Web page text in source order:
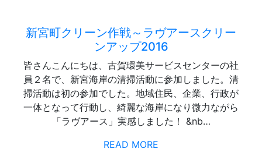
新宮町クリーン作戦～ラヴアースクリー
ンアップ2016
皆さんこんにちは、古賀環美サービスセンターの社
員２名で、新宮海岸の清掃活動に参加しました。清
掃活動は初の参加でした。地域住民、企業、行政が
一体となって行動し、綺麗な海岸になり微力ながら
「ラヴアース」実感しました！ &nb…
READ MORE